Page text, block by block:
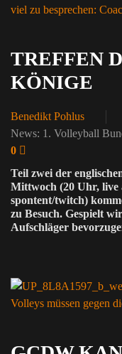
viel zu besprechen:
TREFFEN
KÖNIGE
Benedikt Pohlus
News: 1. Volleyball
0
Teil zwei der
Mittwoch (20 Uhr, live
spontent/twitch)
zu Besuch. Gespielt
Aufschläger
Volleys müssen gegen